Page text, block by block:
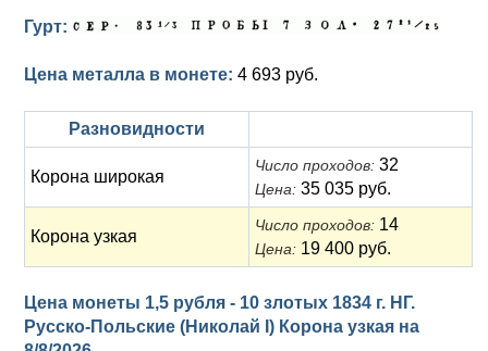
Гурт:
Цена металла в монете: 4 693 руб.
Разновидности
Корона широкая
Число проходов: 32
Цена: 35 035 руб.
Корона узкая
Число проходов: 14
Цена: 19 400 руб.
Цена монеты 1,5 рубля - 10 злотых 1834 г. НГ.
Русско-Польские (Николай I) Корона узкая на